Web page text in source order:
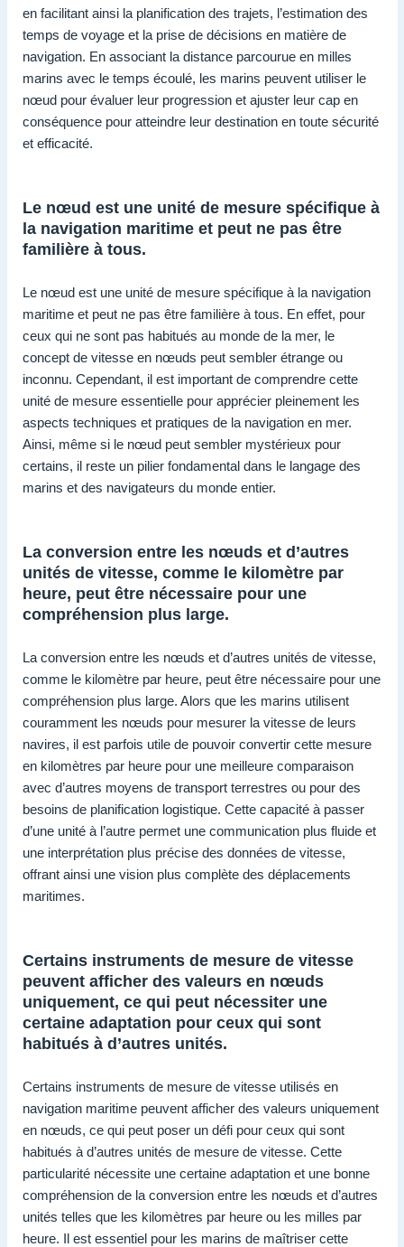
en facilitant ainsi la planification des trajets, l’estimation des
temps de voyage et la prise de décisions en matière de
navigation. En associant la distance parcourue en milles
marins avec le temps écoulé, les marins peuvent utiliser le
nœud pour évaluer leur progression et ajuster leur cap en
conséquence pour atteindre leur destination en toute sécurité
et efficacité.
Le nœud est une unité de mesure spécifique à
la navigation maritime et peut ne pas être
familière à tous.
Le nœud est une unité de mesure spécifique à la navigation
maritime et peut ne pas être familière à tous. En effet, pour
ceux qui ne sont pas habitués au monde de la mer, le
concept de vitesse en nœuds peut sembler étrange ou
inconnu. Cependant, il est important de comprendre cette
unité de mesure essentielle pour apprécier pleinement les
aspects techniques et pratiques de la navigation en mer.
Ainsi, même si le nœud peut sembler mystérieux pour
certains, il reste un pilier fondamental dans le langage des
marins et des navigateurs du monde entier.
La conversion entre les nœuds et d’autres
unités de vitesse, comme le kilomètre par
heure, peut être nécessaire pour une
compréhension plus large.
La conversion entre les nœuds et d’autres unités de vitesse,
comme le kilomètre par heure, peut être nécessaire pour une
compréhension plus large. Alors que les marins utilisent
couramment les nœuds pour mesurer la vitesse de leurs
navires, il est parfois utile de pouvoir convertir cette mesure
en kilomètres par heure pour une meilleure comparaison
avec d’autres moyens de transport terrestres ou pour des
besoins de planification logistique. Cette capacité à passer
d’une unité à l’autre permet une communication plus fluide et
une interprétation plus précise des données de vitesse,
offrant ainsi une vision plus complète des déplacements
maritimes.
Certains instruments de mesure de vitesse
peuvent afficher des valeurs en nœuds
uniquement, ce qui peut nécessiter une
certaine adaptation pour ceux qui sont
habitués à d’autres unités.
Certains instruments de mesure de vitesse utilisés en
navigation maritime peuvent afficher des valeurs uniquement
en nœuds, ce qui peut poser un défi pour ceux qui sont
habitués à d’autres unités de mesure de vitesse. Cette
particularité nécessite une certaine adaptation et une bonne
compréhension de la conversion entre les nœuds et d’autres
unités telles que les kilomètres par heure ou les milles par
heure. Il est essentiel pour les marins de maîtriser cette